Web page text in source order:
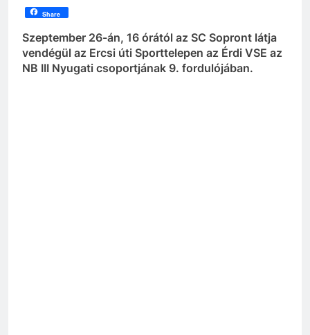
Share
Szeptember 26-án, 16 órától az SC Sopront látja
vendégül az Ercsi úti Sporttelepen az Érdi VSE az
NB III Nyugati csoportjának 9. fordulójában.